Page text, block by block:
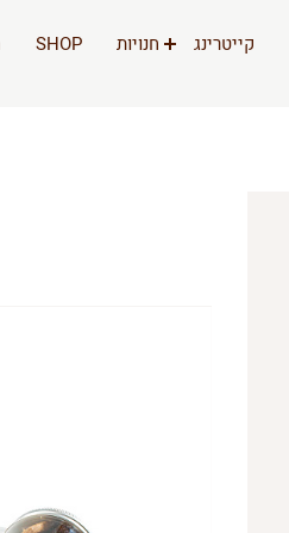
קייטרינג חנויות SHOP